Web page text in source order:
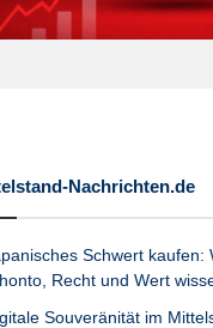
Nachrichten.de
Schwert kaufen:
Recht und Wert
Souveränität im